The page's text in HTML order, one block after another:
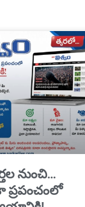
నుంచి…
ప్రపంచంలో